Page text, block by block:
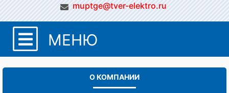
muptge@tver-elektro.ru
МЕНЮ
О КОМПАНИИ